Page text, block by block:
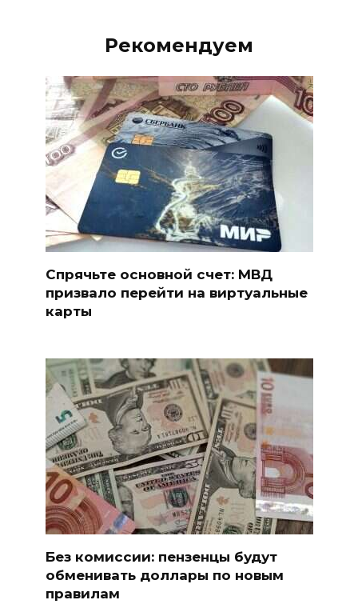
Рекомендуем
Спрячьте основной счет: МВД
призвало перейти на виртуальные
карты
Без комиссии: пензенцы будут
обменивать доллары по новым
правилам